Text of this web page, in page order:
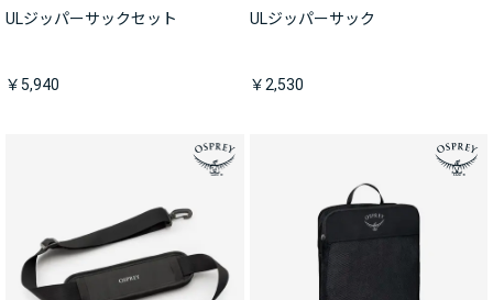
ULジッパーサックセット
￥5,940
ULジッパーサック
￥2,530